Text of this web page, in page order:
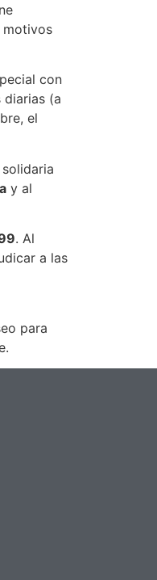
motivos
con
diarias (a
el
y al
. Al
a las
para